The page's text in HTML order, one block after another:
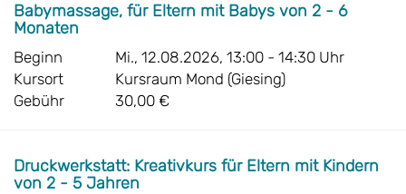
Babymassage, für Eltern mit Babys von 2 - 6
Monaten
Beginn
Mi., 12.08.2026, 13:00 - 14:30 Uhr
Kursort
Kursraum Mond (Giesing)
Gebühr
30,00 €
Druckwerkstatt: Kreativkurs für Eltern mit Kindern
von 2 - 5 Jahren